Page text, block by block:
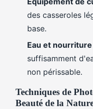
des casseroles
base.
Eau et nourriture
suffisamment
non périssable.
Techniques de
Beauté de la